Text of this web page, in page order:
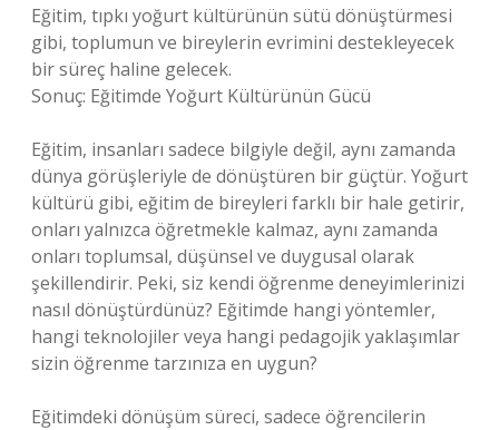
Eğitim, tıpkı yoğurt kültürünün sütü dönüştürmesi
gibi, toplumun ve bireylerin evrimini destekleyecek
bir süreç haline gelecek.
Sonuç: Eğitimde Yoğurt Kültürünün Gücü
Eğitim, insanları sadece bilgiyle değil, aynı zamanda
dünya görüşleriyle de dönüştüren bir güçtür. Yoğurt
kültürü gibi, eğitim de bireyleri farklı bir hale getirir,
onları yalnızca öğretmekle kalmaz, aynı zamanda
onları toplumsal, düşünsel ve duygusal olarak
şekillendirir. Peki, siz kendi öğrenme deneyimlerinizi
nasıl dönüştürdünüz? Eğitimde hangi yöntemler,
hangi teknolojiler veya hangi pedagojik yaklaşımlar
sizin öğrenme tarzınıza en uygun?
Eğitimdeki dönüşüm süreci, sadece öğrencilerin